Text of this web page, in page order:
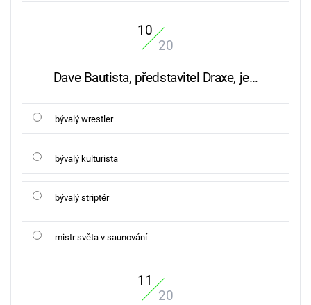
10
20
Dave Bautista, představitel Draxe, je…
bývalý wrestler
bývalý kulturista
bývalý striptér
mistr světa v saunování
11
20